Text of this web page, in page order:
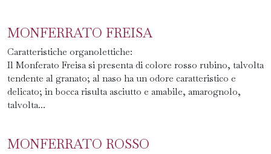
MONFERRATO FREISA
Caratteristiche organolettiche:
Il Monferato Freisa si presenta di colore rosso rubino, talvolta
tendente al granato; al naso ha un odore caratteristico e
delicato; in bocca risulta asciutto e amabile, amarognolo,
talvolta...
MONFERRATO ROSSO